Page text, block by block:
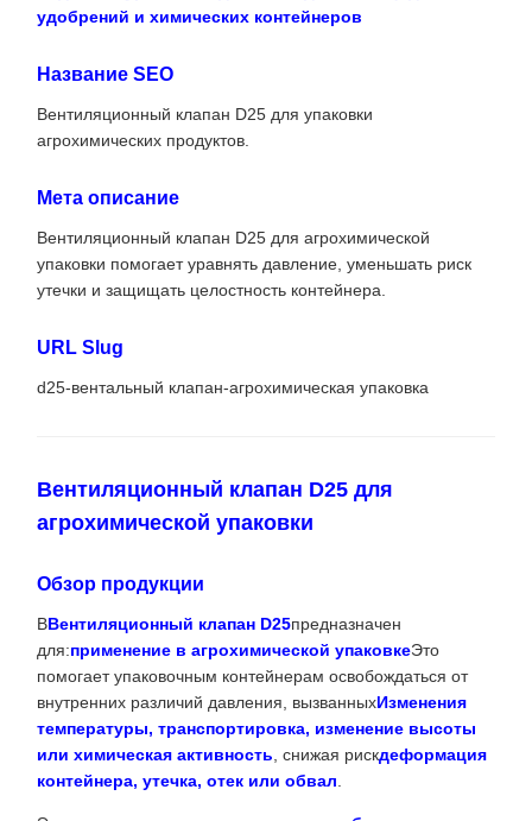
удобрений и химических контейнеров
Название SEO
Вентиляционный клапан D25 для упаковки
агрохимических продуктов.
Мета описание
Вентиляционный клапан D25 для агрохимической
упаковки помогает уравнять давление, уменьшать риск
утечки и защищать целостность контейнера.
URL Slug
d25-вентальный клапан-агрохимическая упаковка
Вентиляционный клапан D25 для
агрохимической упаковки
Обзор продукции
ВВентиляционный клапан D25предназначен
для:применение в агрохимической упаковкеЭто
помогает упаковочным контейнерам освобождаться от
внутренних различий давления, вызванныхИзменения
температуры, транспортировка, изменение высоты
или химическая активность , снижая рискдеформация
контейнера, утечка, отек или обвал